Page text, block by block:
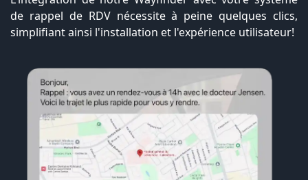
de rappel de RDV nécessite à peine quelques clics,
simplifiant ainsi l'installation et l'expérience utilisateur!